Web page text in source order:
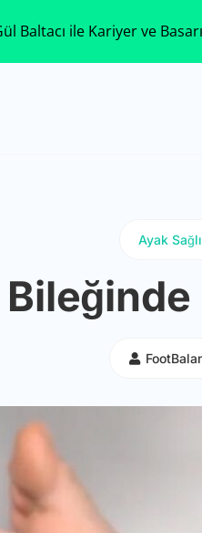
Ayak
Baltacı ile Kariyer ve Basarı